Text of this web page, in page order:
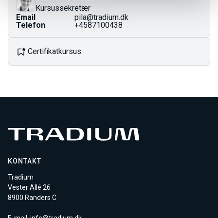
ændres ved årsskiftet.
Kursussekretær
Email
pila@tradium.dk
Telefon
+4587100438
Certifikatkursus
KONTAKT
Tradium
Vester Allé 26
8900 Randers C